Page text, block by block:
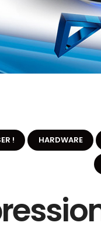
! HARDWARE